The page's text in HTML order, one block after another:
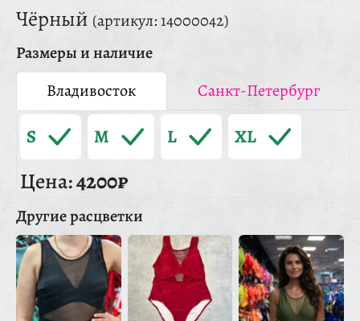
Чёрный (артикул: 14000042)
Размеры и наличие
Владивосток
Санкт-Петербург
S M L XL
Цена:4200₽
Другие расцветки